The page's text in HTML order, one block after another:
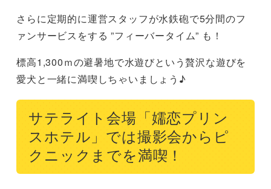
さらに定期的に運営スタッフが水鉄砲で5分間のフ
ァンサービスをする ”フィーバータイム” も！
標高1,300ｍの避暑地で水遊びという贅沢な遊びを
愛犬と一緒に満喫しちゃいましょう♪
サテライト会場「嬬恋プリン
スホテル」では撮影会からピ
クニックまでを満喫！